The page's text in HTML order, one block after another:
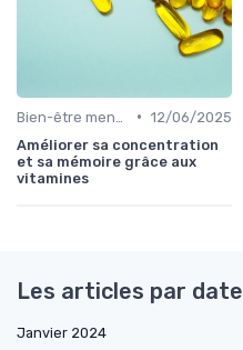
• 12/06/2025
Améliorer sa concentration
et sa mémoire grâce aux
vitamines
Les articles par date
Janvier 2024